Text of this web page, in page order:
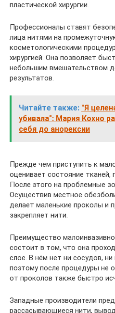
пластической хирургии.
Профессионалы ставят
лица нитями на
косметологическими
хирургией. Она позволяет
небольшим вмешательством
результатов.
Читайте также: "Я
убивала": Мария Кохно
себя до анорексии
Прежде чем приступить к
оценивает состояние тканей,
После этого на проблемные
Осуществив местное
делает маленькие проколы и
закрепляет нити.
Преимущество
состоит в том, что она
слое. В нём нет ни сосудов, ни
поэтому после процедуры не
от проколов также быстро
Западные производители
рассасывающиеся нити,